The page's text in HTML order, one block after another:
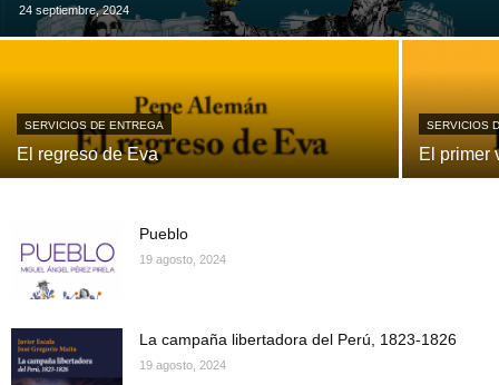
24 septiembre, 2024
SERVICIOS DE ENTREGA
El regreso de Eva
SERVICIOS
El primer
Pueblo
19 agosto, 2024
La campaña libertadora del Perú, 1823-1826
19 agosto, 2024